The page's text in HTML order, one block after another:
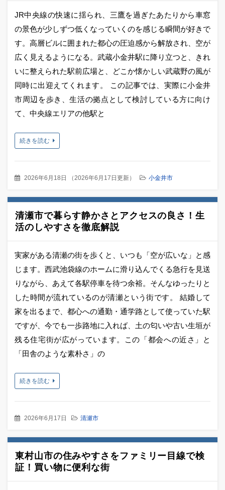
JR中央線の快速に揺られ、三鷹を過ぎたあたりから車窓
の景色が少しずつ低くなっていくのを感じる瞬間が好きで
す。高層ビルに囲まれた都心の圧迫感から解放され、空が
広く見えるようになる。武蔵小金井駅に降り立つと、きれ
いに整えられた駅前広場と、どこか懐かしい武蔵野の風が
同時に出迎えてくれます。 この記事では、実際に小金井
市周辺を歩き、生活の拠点として検討している方に向け
て、中央線エリアの他駅と
続きを読む
2026年6月18日 （ 2026年6月17日更新） 小金井市
清瀬市で暮らす静かさとアクセスの良さ！生
活のしやすさを徹底解説
実家がある清瀬の街を歩くと、いつも「空が広いな」と感
じます。西武池袋線のホームに滑り込んでくる急行を見送
りながら、あえて各駅停車を待つ余裕。そんなゆったりと
した時間が流れているのが清瀬という街です。 結婚して
家を出るまで、都心への通勤・通学路として使っていた駅
ですが、今でも一歩路地に入れば、土の匂いや古い生垣が
残る住宅街が広がっています。この「都会への近さ」と
「田舎のような素朴さ」の
続きを読む
2026年6月17日 清瀬市
東村山市の住みやすさをファミリー目線で検
証！買い物に便利な街